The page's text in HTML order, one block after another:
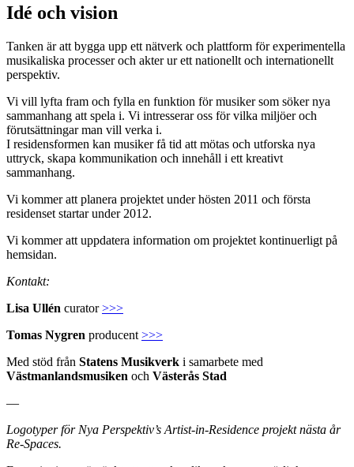
Idé och vision
Tanken är att bygga upp ett nätverk och plattform för experimentella
musikaliska processer och akter ur ett nationellt och internationellt
perspektiv.
Vi vill lyfta fram och fylla en funktion för musiker som söker nya
sammanhang att spela i. Vi intresserar oss för vilka miljöer och
förutsättningar man vill verka i.
I residensformen kan musiker få tid att mötas och utforska nya
uttryck, skapa kommunikation och innehåll i ett kreativt
sammanhang.
Vi kommer att planera projektet under hösten 2011 och första
residenset startar under 2012.
Vi kommer att uppdatera information om projektet kontinuerligt på
hemsidan.
Kontakt:
Lisa Ullén curator>>>
Tomas Nygren producent >>>
Med stöd från Statens Musikverk i samarbete med
Västmanlandsmusiken och Västerås Stad
—
Logotyper för Nya Perspektiv’s Artist-in-Residence projekt nästa år
Re-Spaces.